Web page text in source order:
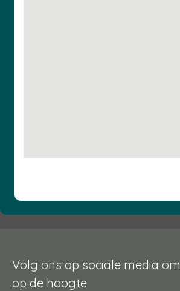
Volg ons op sociale media om
op de hoogte